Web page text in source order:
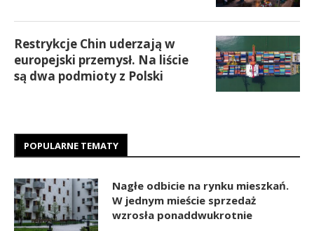
Restrykcje Chin uderzają w
europejski przemysł. Na liście
są dwa podmioty z Polski
POPULARNE TEMATY
Nagłe odbicie na rynku mieszkań.
W jednym mieście sprzedaż
wzrosła ponaddwukrotnie